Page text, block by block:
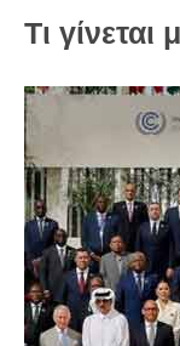
Τι